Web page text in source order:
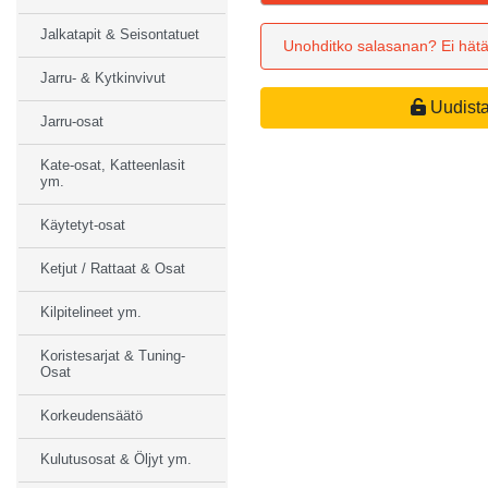
Unohditko salasanan? Ei
Jalkatapit & Seisontatuet
Jarru- & Kytkinvivut
Jarru-osat
Kate-osat, Katteenlasit
ym.
Käytetyt-osat
Ketjut / Rattaat & Osat
Kilpitelineet ym.
Koristesarjat & Tuning-
Osat
Korkeudensäätö
Kulutusosat & Öljyt ym.